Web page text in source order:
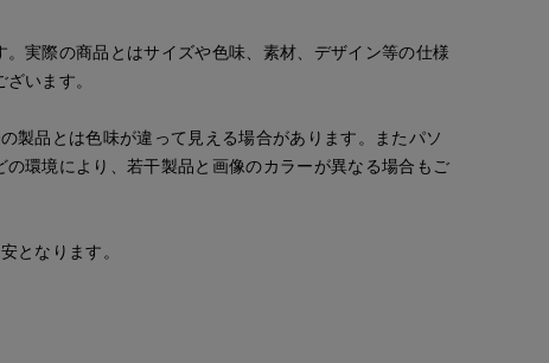
スI.T.'S.international
神戸阪急SUPERIORCLOSET
。実際の商品とはサイズや色味、素材、デザイン等の仕様
います。
製品とは色味が違って見える場合があります。またパソ
の環境により、若干製品と画像のカラーが異なる場合もご
となります。